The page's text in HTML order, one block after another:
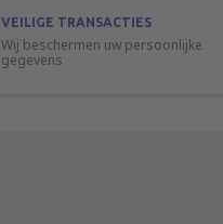
VEILIGE TRANSACTIES
Wij beschermen uw persoonlijke
gegevens